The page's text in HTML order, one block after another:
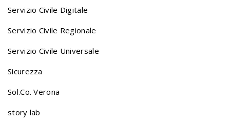
g
a
Servizio Civile Digitale
Servizio Civile Regionale
Servizio Civile Universale
Sicurezza
Sol.Co. Verona
story lab